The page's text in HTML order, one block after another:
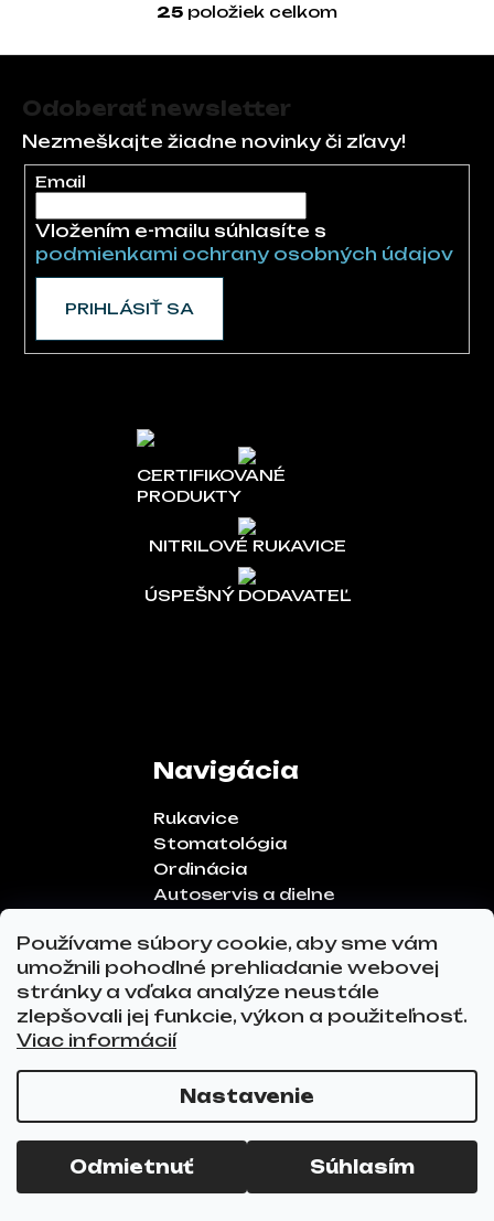
Používame súbory cookie, aby sme vám
umožnili pohodlné prehliadanie webovej
stránky a vďaka analýze neustále
zlepšovali jej funkcie, výkon a použiteľnosť.
Viac informácií
Nastavenie
Odmietnuť Súhlasím
Ovládacie prvky
25 položiek celkom
Odoberať newsletter
Nezmeškajte žiadne novinky či zľavy!
Email
Vložením e-mailu súhlasíte s
podmienkami ochrany osobných údajov
PRIHLÁSIŤ SA
CERTIFIKOVANÉ
PRODUKTY
NITRILOVÉ RUKAVICE
ÚSPEŠNÝ DODAVATEĽ
Navigácia
Rukavice
Stomatológia
Ordinácia
Autoservis a dielne
Ochranné pomôcky
Informácie
Všeobecné obchodné podmienky
FAQ